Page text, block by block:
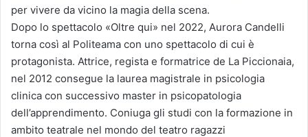
per vivere da vicino la magia della scena.
Dopo lo spettacolo «Oltre qui» nel 2022, Aurora Candelli
torna così al Politeama con uno spettacolo di cui è
protagonista. Attrice, regista e formatrice de La Piccionaia,
nel 2012 consegue la laurea magistrale in psicologia
clinica con successivo master in psicopatologia
dell’apprendimento. Coniuga gli studi con la formazione in
ambito teatrale nel mondo del teatro ragazzi